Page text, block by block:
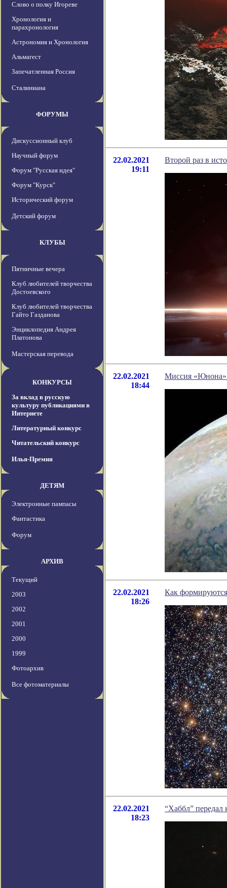
Слово о полку Игореве
Хронология и
парахронология
Астрономия и Хронология
Альмагест
Запечатленная Россия
Сталиниана
ФОРУМЫ
Дискуссионный клуб
Научный форум
Форум "Русская идея"
Форум "Курск"
Исторический форум
Детский форум
КЛУБЫ
Пятничные вечера
Клуб любителей творчества
Достоевского
Клуб любителей творчества
Гайто Газданова
Энциклопедия Андрея
Платонова
Мастерская перевода
КОНКУРСЫ
За вклад в русскую
культуру публикациями в
Интернете
Литературный конкурс
Читательский конкурс
Илья-Премия
ДЕТЯМ
Электронные пампасы
Фантастика
Форум
АРХИВ
Текущий
2003
2002
2001
2000
1999
Фотоархив
Все фотоматериалы
22.02.2021
19:11
Второй раз в
22.02.2021
18:44
Миссия «Юнона»
22.02.2021
18:26
Как
22.02.2021
18:23
“Хаббл”